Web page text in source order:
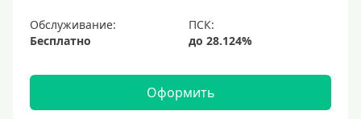
С небольшим лимитом
С большим лимитом
Тип карты
Обслуживание:
Бесплатно
Оформить